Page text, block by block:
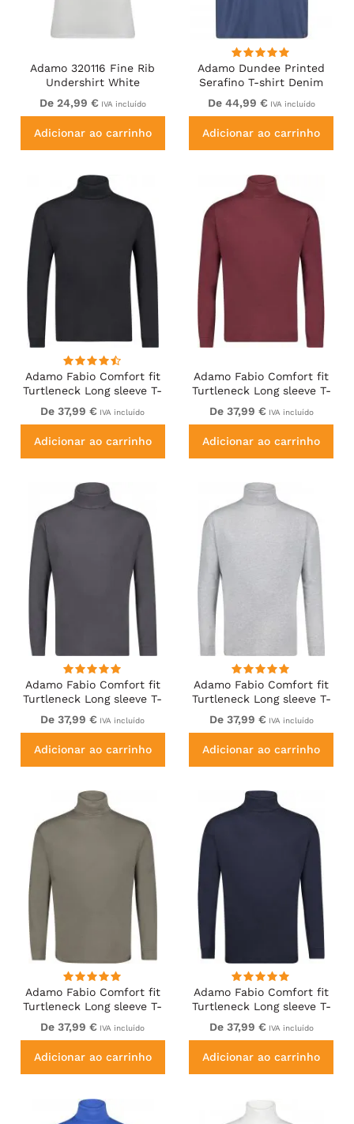
Adamo 320116 Fine Rib
Undershirt White
De 24,99 € IVA incluído
Adicionar ao carrinho
Adamo Dundee Printed
Serafino T-shirt Denim
Blue
De 44,99 € IVA incluído
Adicionar ao carrinho
Adamo Fabio Comfort fit
Turtleneck Long sleeve T-
shirt Black
De 37,99 € IVA incluído
Adicionar ao carrinho
Adamo Fabio Comfort fit
Turtleneck Long sleeve T-
shirt Burgundy
De 37,99 € IVA incluído
Adicionar ao carrinho
Adamo Fabio Comfort fit
Turtleneck Long sleeve T-
shirt Charcoal
De 37,99 € IVA incluído
Adicionar ao carrinho
Adamo Fabio Comfort fit
Turtleneck Long sleeve T-
shirt Grey
De 37,99 € IVA incluído
Adicionar ao carrinho
Adamo Fabio Comfort fit
Turtleneck Long sleeve T-
shirt Khaki
De 37,99 € IVA incluído
Adicionar ao carrinho
Adamo Fabio Comfort fit
Turtleneck Long sleeve T-
shirt Navy
De 37,99 € IVA incluído
Adicionar ao carrinho